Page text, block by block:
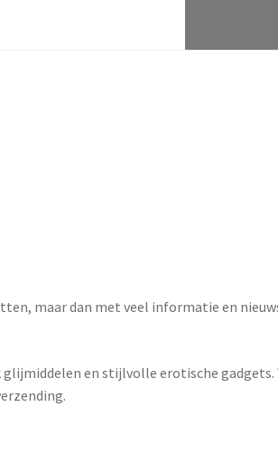
maar dan met veel informatie en
en stijlvolle erotische gadgets.